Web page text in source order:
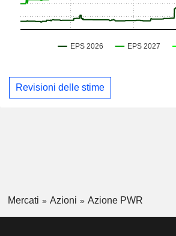
Revisioni delle stime
Mercati Azioni Azione PWR